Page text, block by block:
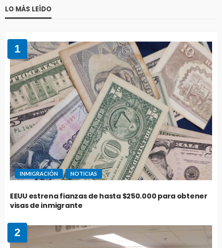
LO MÁS LEÍDO
1
INMIGRACIÓN NOTICIAS
EEUU estrena fianzas de hasta $250.000 para obtener
visas de inmigrante
2